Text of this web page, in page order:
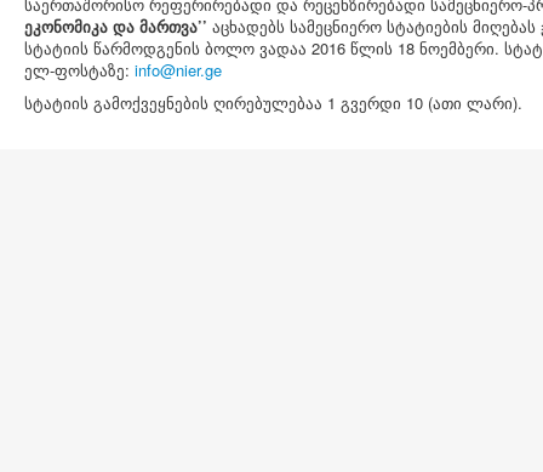
ეკონომიკა და მართვა’’ აცხადებს სამეცნიერო სტატიების
სტატიის წარმოდგენის ბოლო ვადაა 2016 წლის 18 ნოემბერი.
ელ-ფოსტაზე:
სტატიის გამოქვეყნების ღირებულებაა 1 გვერდი 10 (ათი ლარი).